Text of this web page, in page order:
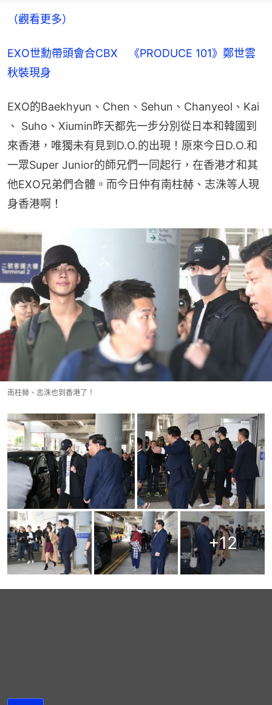
（觀看更多）
EXO世勳帶頭會合CBX　《PRODUCE 101》鄭世雲
秋裝現身
EXO的Baekhyun、Chen、Sehun、Chanyeol、Kai
、 Suho、Xiumin昨天都先一步分別從日本和韓國到
來香港，唯獨未有見到D.O.的出現！原來今日D.O.和
一眾Super Junior的師兄們一同起行，在香港才和其
他EXO兄弟們合體。而今日仲有南柱赫、志洙等人現
身香港啊！
南柱赫、志洙也到香港了！
+12